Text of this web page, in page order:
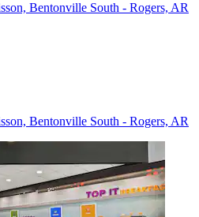
Bentonville South - Rogers, AR
Bentonville South - Rogers, AR